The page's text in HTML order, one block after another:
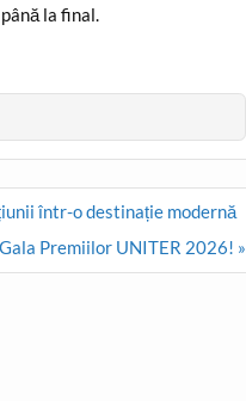
la final.
într-o destinație modernă
Premiilor UNITER 2026! »